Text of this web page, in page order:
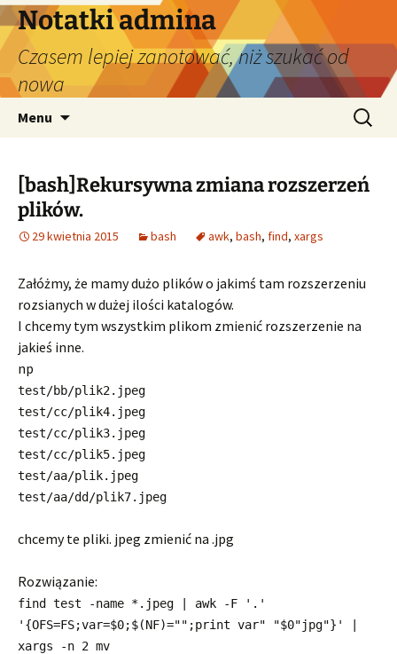
Przejdź
do
treści
Notatki admina
Czasem lepiej zanotować, niż szukać od
nowa
Menu Szukaj:
[bash]Rekursywna zmiana rozszerzeń
plików.
29 kwietnia 2015 bash awk, bash, find, xargs
Załóżmy, że mamy dużo plików o jakimś tam rozszerzeniu
rozsianych w dużej ilości katalogów.
I chcemy tym wszystkim plikom zmienić rozszerzenie na
jakieś inne.
np
test/bb/plik2.jpeg
test/cc/plik4.jpeg
test/cc/plik3.jpeg
test/cc/plik5.jpeg
test/aa/plik.jpeg
test/aa/dd/plik7.jpeg
chcemy te pliki. jpeg zmienić na .jpg
Rozwiązanie:
find test -name *.jpeg | awk -F '.'
'{OFS=FS;var=$0;$(NF)="";print var" "$0"jpg"}' |
xargs -n 2 mv